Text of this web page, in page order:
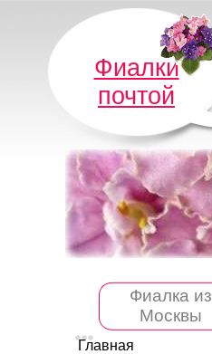
Фиалки
почтой
Фиалка из
Москвы
Главная